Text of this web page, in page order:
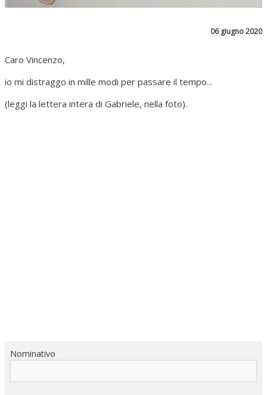
06 giugno 2020
Caro Vincenzo,
io mi distraggo in mille modi per passare il tempo...
(leggi la lettera intera di Gabriele, nella foto).
Nominativo